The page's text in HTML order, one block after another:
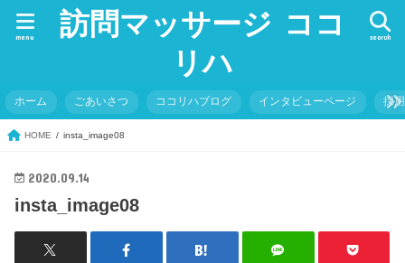
訪問マッサージ ココ
リハ
search
menu
ホーム ごあいさつ ココリハブログ インタビューページ 採
HOME insta_image08
2020.09.14
insta_image08